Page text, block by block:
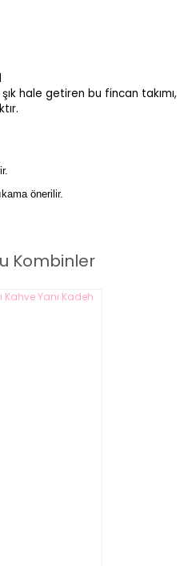
hale getiren bu fincan takımı,
önerilir.
Kombinler